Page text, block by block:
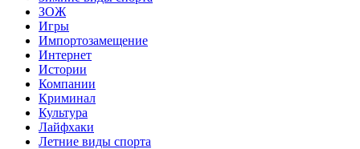
ЗОЖ
Игры
Импортозамещение
Интернет
Истории
Компании
Криминал
Культура
Лайфхаки
Летние виды спорта